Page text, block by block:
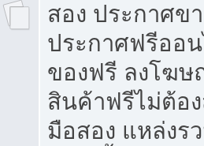
สอง ประกาศข
ประกาศฟรีออ
ของฟรี ลงโฆ
สินค้าฟรีไม่ต้อ
มือสอง แหล่งร